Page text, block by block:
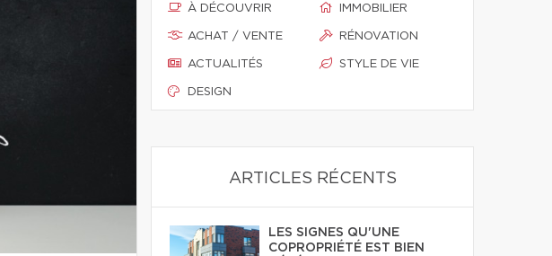
À DÉCOUVRIR
ACHAT / VENTE
ACTUALITÉS
DESIGN
IMMOBILIER
RÉNOVATION
STYLE DE VIE
ARTICLES RÉCENTS
LES SIGNES QU'UNE
COPROPRIÉTÉ EST BIEN